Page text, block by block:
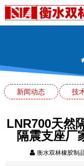
新闻动态 技
LNR700天然
隔震支座厂
衡水双林橡胶制